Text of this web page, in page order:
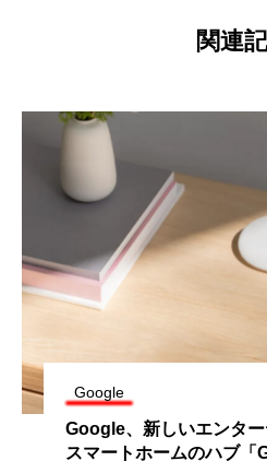
関連
Google
Google、新しいエンターテイ
スマートホームのハブ「